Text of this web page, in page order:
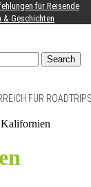
für Reisende
& Geschichten
Search
FÜR
Kalifornien